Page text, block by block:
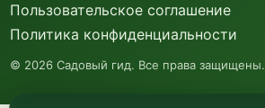
Пользовательское соглашение
Политика конфиденциальности
© 2026 Садовый гид. Все права защищены.